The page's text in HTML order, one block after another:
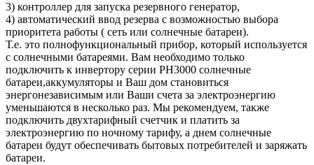
3) контроллер для запуска резервного генератор,
4) автоматический ввод резерва с возможностью выбора
приоритета работы ( сеть или солнечные батареи).
Т.е. это полнофункциональный прибор, который используется
с солнечными батареями. Вам необходимо только
подключить к инвертору серии PH3000 солнечные
батареи,аккумуляторы и Ваш дом становиться
энергонезависимым или Ваши счета за электроэнергию
уменьшаются в несколько раз. Мы рекомендуем, также
подключить двухтарифный счетчик и платить за
электроэнергию по ночному тарифу, а днем солнечные
батареи будут обеспечивать бытовых потребителей и заряжать
батареи.